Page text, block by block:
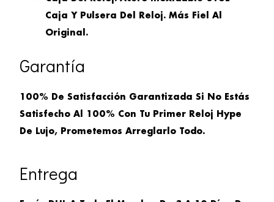
Caja Y Pulsera Del Reloj. Más Fiel Al
Original.
Garantía
100% De Satisfacción Garantizada Si No Estás
Satisfecho Al 100% Con Tu Primer Reloj Hype
De Lujo, Prometemos Arreglarlo Todo.
Entrega